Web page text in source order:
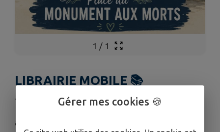
1 / 1
LIBRAIRIE MOBILE 📚
Publié le vendredi 26 juin 2026 - Saint-Baraing
📚 Emeline sera ravie😀 de vous accueillir à bord
Gérer mes cookies 🍪